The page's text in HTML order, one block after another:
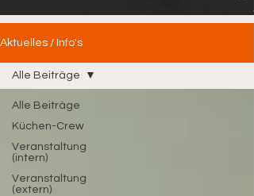
Aktuelles / Info's
Alle Beiträge
Küchen-Crew
Veranstaltung
(intern)
Veranstaltung
(extern)
Alle Beiträge